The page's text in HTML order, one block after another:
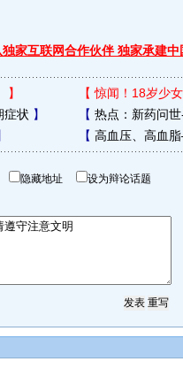
家互联网合作伙伴 独家承建中
】 【惊闻！18岁少
症状 】 【 热点：新药问
【 高血压、高血
隐藏地址 设为辩论话题